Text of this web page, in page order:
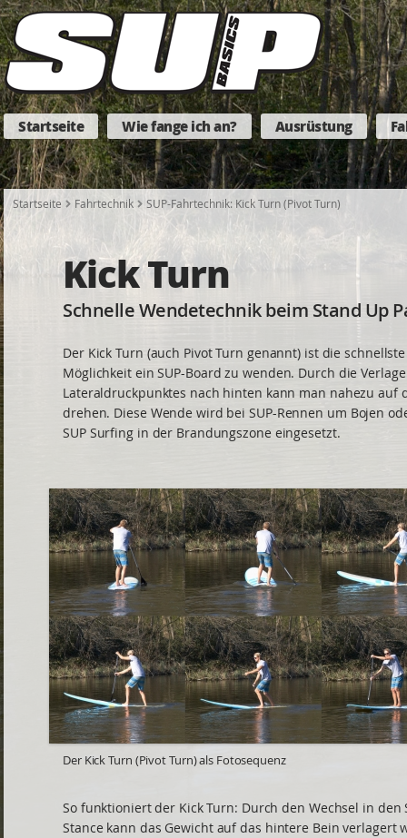
Startseite Wie fange ich an? Ausrüstung
Startseite Fahrtechnik SUP-Fahrtechnik: Kick Turn (Pivot Turn)
Kick Turn
Schnelle Wendetechnik beim Stand Up
Der Kick Turn (auch Pivot Turn genannt) ist die schnellste
Möglichkeit ein SUP-Board zu wenden. Durch die
Lateraldruckpunktes nach hinten kann man nahezu auf
drehen. Diese Wende wird bei SUP-Rennen um Bojen
SUP Surfing in der Brandungszone eingesetzt.
Der Kick Turn (Pivot Turn) als Fotosequenz
So funktioniert der Kick Turn: Durch den Wechsel in den
Stance kann das Gewicht auf das hintere Bein verlagert